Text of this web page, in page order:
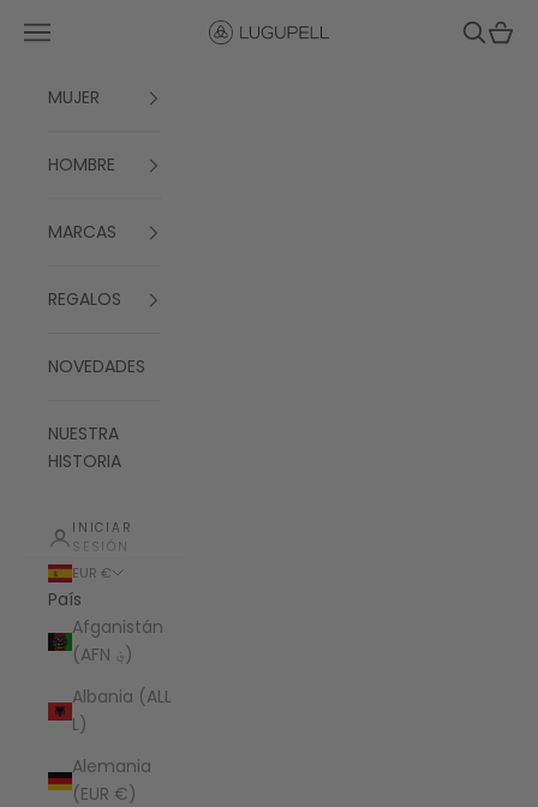
Lugupell
Menú Buscar
Cesta
MUJER
HOMBRE
MARCAS
REGALOS
NOVEDADES
NUESTRA
HISTORIA
INICIAR
SESIÓN
EUR €
País
Afganistán
(AFN ؋)
Albania (ALL
L)
Alemania
(EUR €)